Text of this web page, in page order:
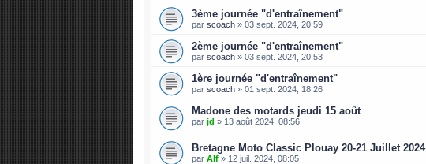
3ème journée "d'entraînement"
par scoach » 03 sept. 2024, 20:59
2ème journée "d'entraînement"
par scoach » 03 sept. 2024, 20:53
1ère journée "d'entraînement"
par scoach » 01 sept. 2024, 18:26
Madone des motards jeudi 15 août
par jd » 13 août 2024, 08:56
Bretagne Moto Classic Plouay 20-21 Juillet 2024
par Alf » 12 juil. 2024, 08:05